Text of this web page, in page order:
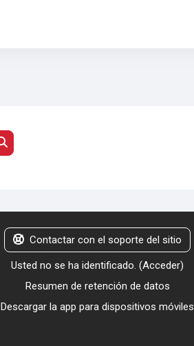
Buscar cursos
Contactar con el soporte del sitio
Usted no se ha identificado. (Acceder)
Resumen de retención de datos
Descargar la app para dispositivos móviles